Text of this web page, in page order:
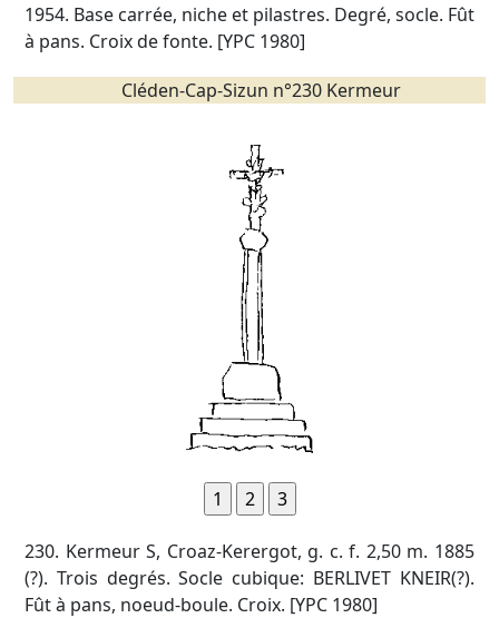
1954. Base carrée, niche et pilastres. Degré, socle. Fût
à pans. Croix de fonte. [YPC 1980]
Cléden-Cap-Sizun n°230 Kermeur
230. Kermeur S, Croaz-Kerergot, g. c. f. 2,50 m. 1885
(?). Trois degrés. Socle cubique: BERLIVET KNEIR(?).
Fût à pans, noeud-boule. Croix. [YPC 1980]